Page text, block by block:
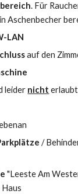
. Für
Aschenbecher
LAN
auf den
leider nicht
/
"Leeste Am